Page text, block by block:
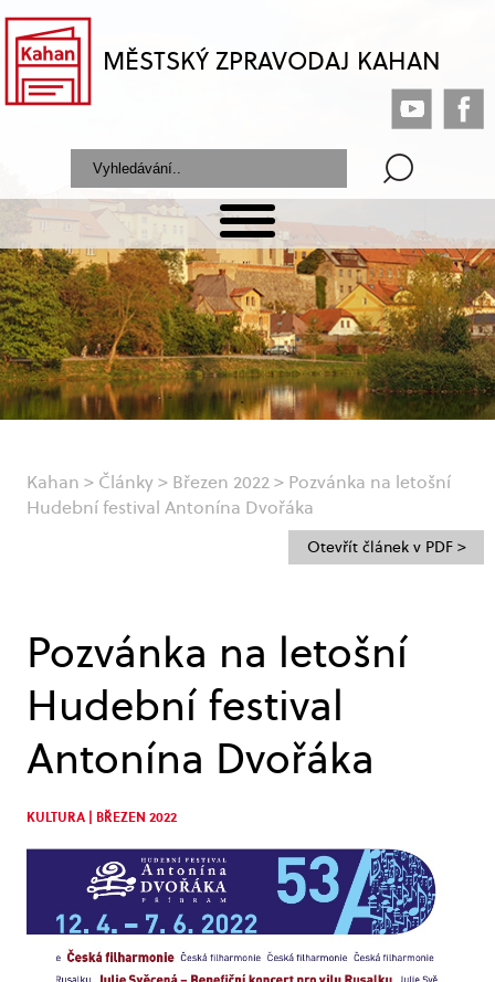
MĚSTSKÝ ZPRAVODAJ KAHAN
Kahan > Články> Březen 2022> Pozvánka na letošní
Hudební festival Antonína Dvořáka
Pozvánka na letošní
Hudební festival
Antonína Dvořáka
KULTURA | BŘEZEN 2022
Otevřít článek v PDF >